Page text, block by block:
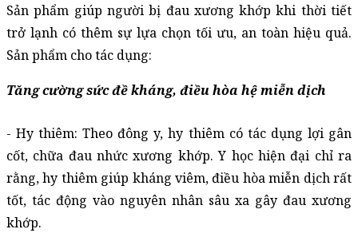
Sản phẩm giúp người bị đau xương khớp khi thời tiết
trở lạnh có thêm sự lựa chọn tối ưu, an toàn hiệu quả.
Sản phẩm cho tác dụng:
Tăng cường sức đề kháng, điều hòa hệ miễn dịch
- Hy thiêm: Theo đông y, hy thiêm có tác dụng lợi gân
cốt, chữa đau nhức xương khớp. Y học hiện đại chỉ ra
rằng, hy thiêm giúp kháng viêm, điều hòa miễn dịch rất
tốt, tác động vào nguyên nhân sâu xa gây đau xương
khớp.